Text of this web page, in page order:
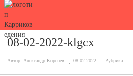
08-02-2022-klgcx
Автор: Александр Коренев 08.02.2022 Рубрика: